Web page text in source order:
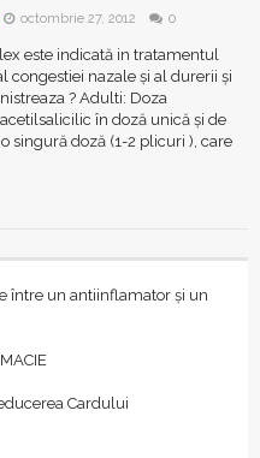
octombrie 27, 2012 0
este indicată in tratamentul
congestiei nazale şi al durerii şi
? Adulti: Doza
în doză unică şi de
singură doză (1-2 plicuri ), care
între un antiinflamator și un
Cardului